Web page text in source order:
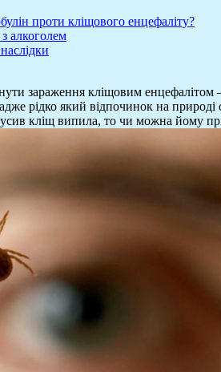
проти кліщового енцефаліту?
з алкоголем
зараження кліщовим
рідко який відпочинок на
кліщ випила, то чи можна йому